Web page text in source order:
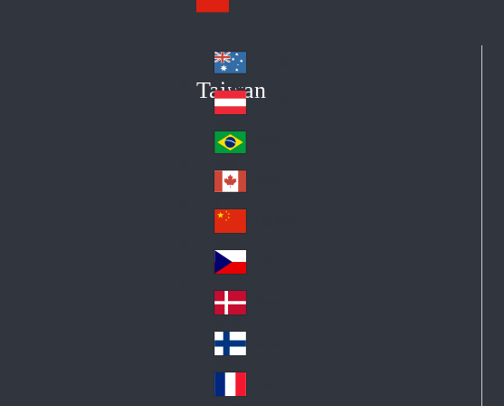
Taiwan
Au
str
ali
a
Au
stri
a
Br
azi
l
Ca
na
da
Ch
ina
Cz
ec
h
De
nm
ark
Fin